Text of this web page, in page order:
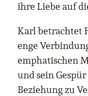
ihre Liebe auf
Karl betrachtet
enge
emphatischen
und sein
Beziehung zu